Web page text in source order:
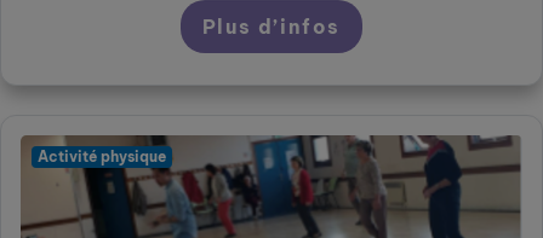
Plus d’infos
Activité physique